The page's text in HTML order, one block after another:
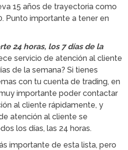
15 años de trayectoria como
Punto importante a tener en
24 horas, los 7 días de la
servicio de atención al cliente
de la semana? Si tienes
con tu cuenta de trading, en
importante poder contactar
al cliente rápidamente, y
atención al cliente se
los días, las 24 horas.
importante de esta lista, pero